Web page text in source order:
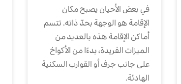
في بعض الأحيان يصبح مكان
الإقامة هو الوجهة بحدّ ذاته. تتسم
أماكن الإقامة هذه بالعديد من
الميزات الفريدة، بدءًا من الأكواخ
على جانب جرف أو القوارب السكنية
الهادئة.